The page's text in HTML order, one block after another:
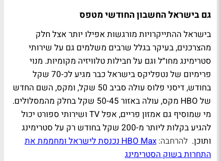
גם בישראל החשבון החודשי מטפס
בישראל ההתייקרויות מורגשות אפילו יותר אצל חלק
מהצרכנים, בעיקר בגלל שרבים משלמים גם על שירותי
סטרימינג מחו״ל וגם על חבילות טלוויזיה מקומיות. מנוי
פרימיום של נטפליקס בישראל כבר מגיע לכ-70 שקל
בחודש, דיסני פלוס עולה סביב 50 שקל, ומקס, השם החדש
של HBO מקס, עולה באזור 50-45 שקל בחלק מהמסלולים.
מי שמוסיף גם אמזון פריים, אפל TV ושירותי ספורט יכול
להגיע בקלות ליותר מ-200 שקל בחודש רק על סטרימינג
ותוכן. להרחבה:
HBO Max נכנסת לישראל ומחממת את
התחרות בשוק הסטרימינג